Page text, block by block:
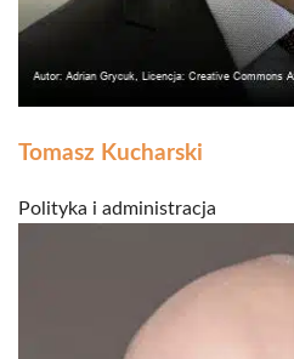
Tomasz Kucharski
Polityka i administracja